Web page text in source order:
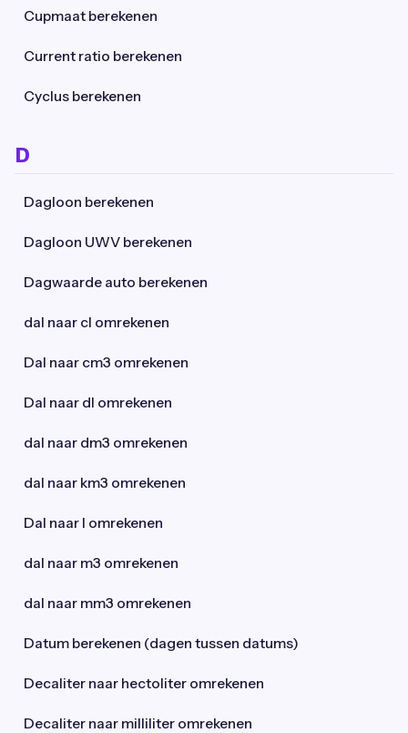
Cupmaat berekenen
Current ratio berekenen
Cyclus berekenen
D
Dagloon berekenen
Dagloon UWV berekenen
Dagwaarde auto berekenen
dal naar cl omrekenen
Dal naar cm3 omrekenen
Dal naar dl omrekenen
dal naar dm3 omrekenen
dal naar km3 omrekenen
Dal naar l omrekenen
dal naar m3 omrekenen
dal naar mm3 omrekenen
Datum berekenen (dagen tussen datums)
Decaliter naar hectoliter omrekenen
Decaliter naar milliliter omrekenen